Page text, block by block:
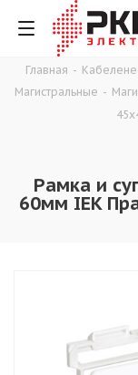
Главная -
Магистральные -
Рамка и
60мм IEK